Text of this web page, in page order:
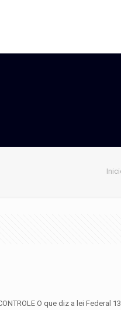
O que diz a lei